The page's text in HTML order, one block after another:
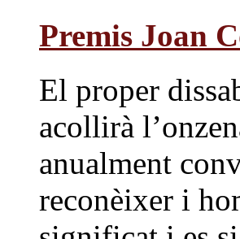
Premis Joan
El proper
acollirà
anualment
reconèixer i